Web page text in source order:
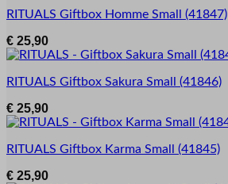
RITUALS Giftbox Homme Small (41847)
€ 25,90
RITUALS Giftbox Sakura Small (41846)
€ 25,90
RITUALS Giftbox Karma Small (41845)
€ 25,90